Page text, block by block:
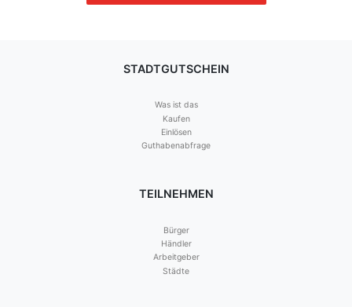
STADTGUTSCHEIN
Was ist das
Kaufen
Einlösen
Guthabenabfrage
TEILNEHMEN
Bürger
Händler
Arbeitgeber
Städte